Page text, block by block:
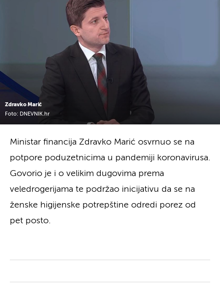
Zdravko Marić
Foto: DNEVNIK.hr
Ministar financija Zdravko Marić osvrnuo se na
potpore poduzetnicima u pandemiji koronavirusa.
Govorio je i o velikim dugovima prema
veledrogerijama te podržao inicijativu da se na
ženske higijenske potrepštine odredi porez od
pet posto.